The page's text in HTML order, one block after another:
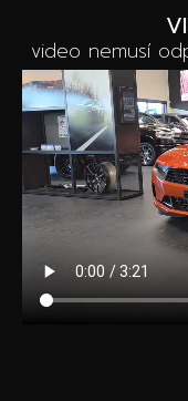
video nemusí